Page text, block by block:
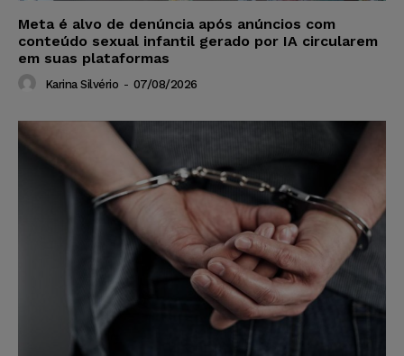
Meta é alvo de denúncia após anúncios com
conteúdo sexual infantil gerado por IA circularem
em suas plataformas
Karina Silvério - 07/08/2026